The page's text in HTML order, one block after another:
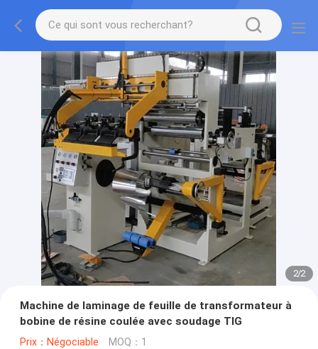
2/2
Machine de laminage de feuille de transformateur à
bobine de résine coulée avec soudage TIG
Prix：Négociable MOQ：1